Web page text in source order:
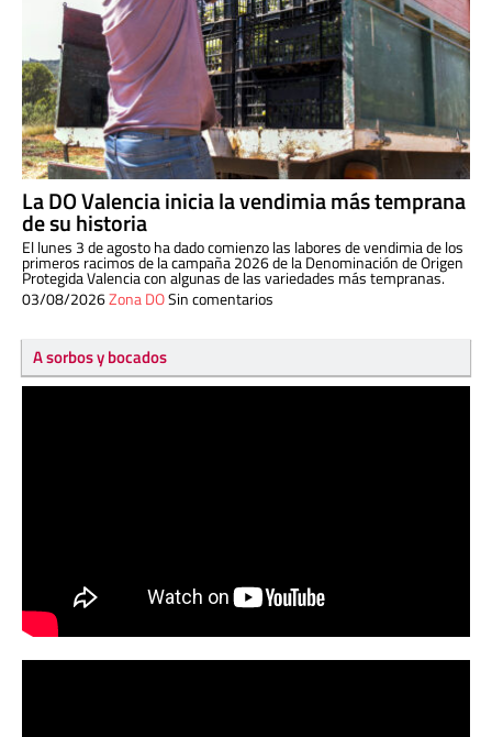
La DO Valencia inicia la vendimia más temprana
de su historia
El lunes 3 de agosto ha dado comienzo las labores de vendimia de los
primeros racimos de la campaña 2026 de la Denominación de Origen
Protegida Valencia con algunas de las variedades más tempranas.
03/08/2026Zona DOSin comentarios
A sorbos y bocados